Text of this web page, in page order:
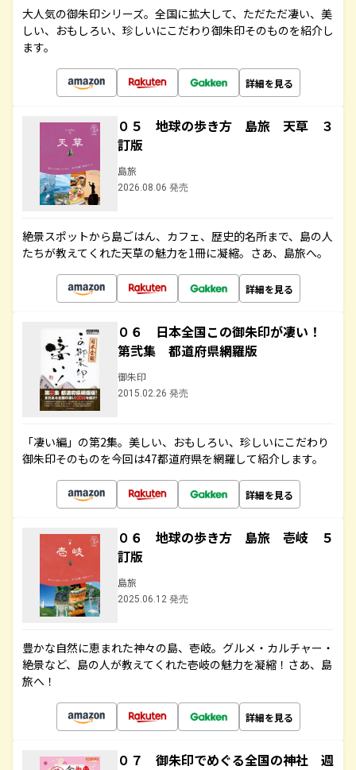
大人気の御朱印シリーズ。全国に拡大して、ただただ凄い、美
しい、おもしろい、珍しいにこだわり御朱印そのものを紹介し
ます。
詳細を見る
０５ 地球の歩き方 島旅 天草 ３
訂版
島旅
2026.08.06 発売
絶景スポットから島ごはん、カフェ、歴史的名所まで、島の人
たちが教えてくれた天草の魅力を1冊に凝縮。さあ、島旅へ。
詳細を見る
０６ 日本全国この御朱印が凄い！
第弐集 都道府県網羅版
御朱印
2015.02.26 発売
「凄い編」の第2集。美しい、おもしろい、珍しいにこだわり
御朱印そのものを今回は47都道府県を網羅して紹介します。
詳細を見る
０６ 地球の歩き方 島旅 壱岐 ５
訂版
島旅
2025.06.12 発売
豊かな自然に恵まれた神々の島、壱岐。グルメ・カルチャー・
絶景など、島の人が教えてくれた壱岐の魅力を凝縮！さあ、島
旅へ！
詳細を見る
０７ 御朱印でめぐる全国の神社 週